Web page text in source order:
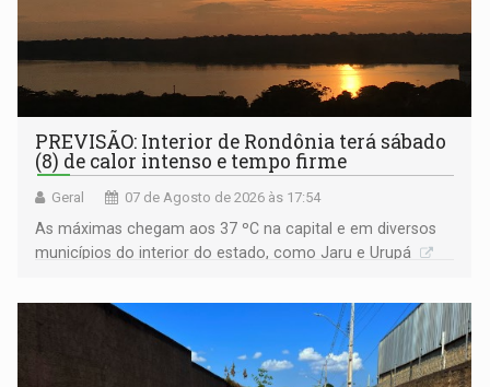
PREVISÃO: Interior de Rondônia terá sábado
(8) de calor intenso e tempo firme
Geral 07 de Agosto de 2026 às 17:54
As máximas chegam aos 37 ºC na capital e em diversos
municípios do interior do estado, como Jaru e Urupá